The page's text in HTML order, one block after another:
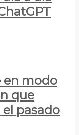
en modo
que
pasado